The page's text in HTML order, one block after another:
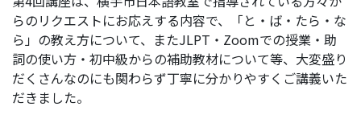
らのリクエストにお応えする内容で、「と・ば・たら・な
ら」の教え方について、またJLPT・Zoomでの授業・助
詞の使い方・初中級からの補助教材について等、大変盛り
だくさんなのにも関わらず丁寧に分かりやすくご講義いた
だきました。